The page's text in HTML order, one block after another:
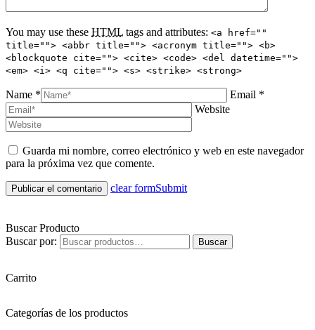
You may use these HTML tags and attributes: <a href=""
title=""> <abbr title=""> <acronym title=""> <b>
<blockquote cite=""> <cite> <code> <del datetime="">
<em> <i> <q cite=""> <s> <strike> <strong>
Name *
Email *
Website
Guarda mi nombre, correo electrónico y web en este navegador
para la próxima vez que comente.
clear formSubmit
Buscar Producto
Buscar por:
Buscar
Carrito
Categorías de los productos